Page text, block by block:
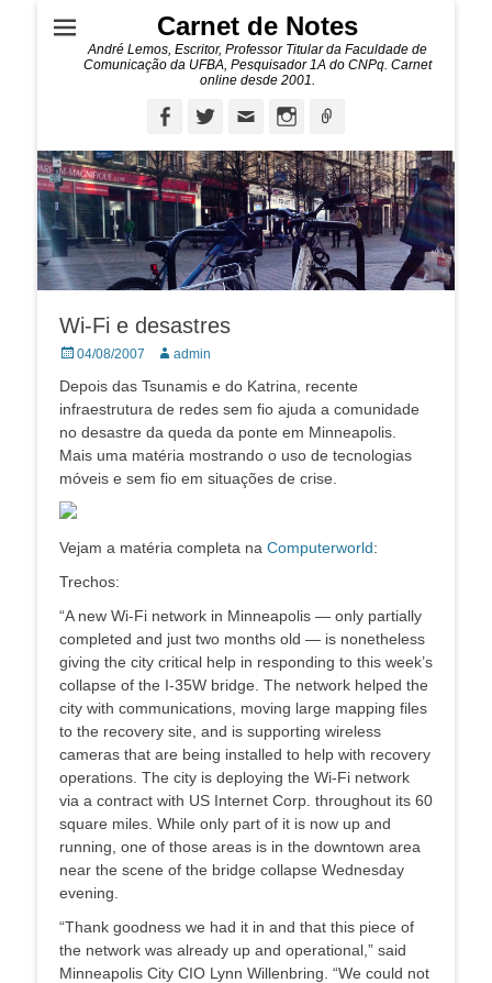
Carnet de Notes
André Lemos, Escritor, Professor Titular da Faculdade de
Comunicação da UFBA, Pesquisador 1A do CNPq. Carnet
online desde 2001.
FacebookTwitterEmail Instagram
Wi-Fi e desastres
Posted
04/08/2007 Autor:admin
Depois das Tsunamis e do Katrina, recente
infraestrutura de redes sem fio ajuda a comunidade
no desastre da queda da ponte em Minneapolis.
Mais uma matéria mostrando o uso de tecnologias
móveis e sem fio em situações de crise.
Vejam a matéria completa na Computerworld:
Trechos:
“A new Wi-Fi network in Minneapolis — only partially
completed and just two months old — is nonetheless
giving the city critical help in responding to this week’s
collapse of the I-35W bridge. The network helped the
city with communications, moving large mapping files
to the recovery site, and is supporting wireless
cameras that are being installed to help with recovery
operations. The city is deploying the Wi-Fi network
via a contract with US Internet Corp. throughout its 60
square miles. While only part of it is now up and
running, one of those areas is in the downtown area
near the scene of the bridge collapse Wednesday
evening.
“Thank goodness we had it in and that this piece of
the network was already up and operational,” said
Minneapolis City CIO Lynn Willenbring. “We could not